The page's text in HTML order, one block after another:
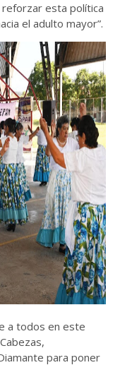
reforzar esta política
el adulto mayor”.
a todos en este
para poner